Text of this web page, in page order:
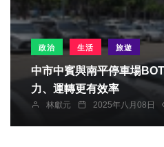
政治 生活 旅遊
中市中賓與南平停車場BOT案招商 交
力、運轉更有效率
林獻元 2025年八月08日